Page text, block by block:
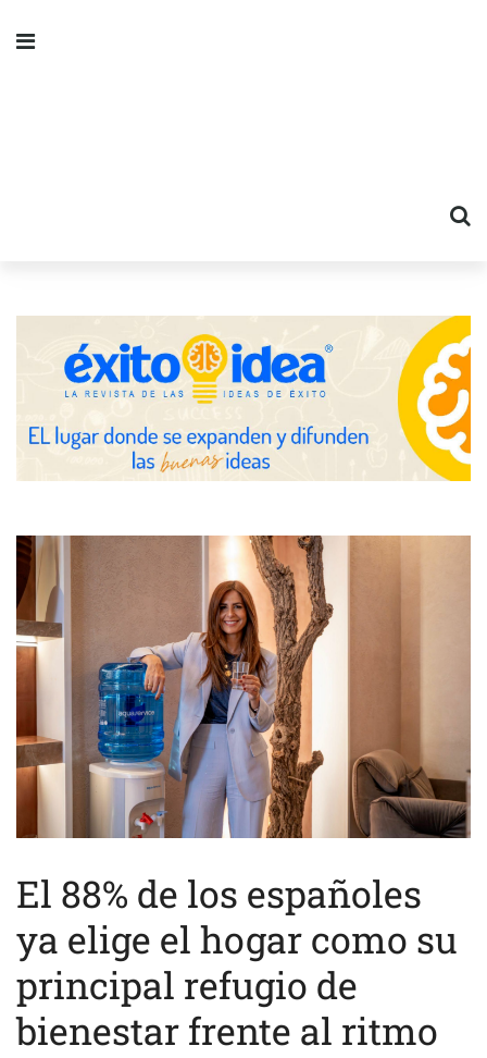
El 88% de los españoles
ya elige el hogar como su
principal refugio de
bienestar frente al ritmo